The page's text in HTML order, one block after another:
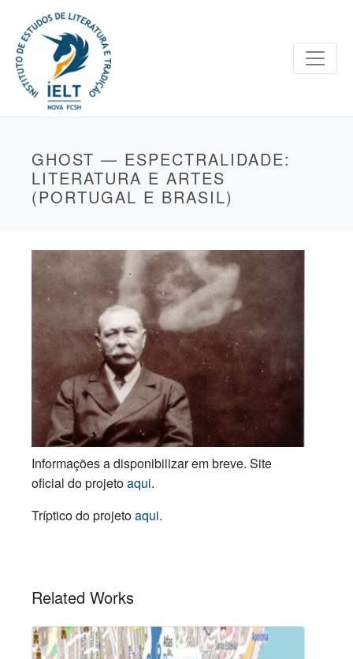
GHOST — ESPECTRALIDADE:
LITERATURA E ARTES
(PORTUGAL E BRASIL)
Informações a disponibilizar em breve. Site
oficial do projetoaqui.
Tríptico do projetoaqui.
Related Works